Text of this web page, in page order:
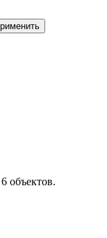
объектов.